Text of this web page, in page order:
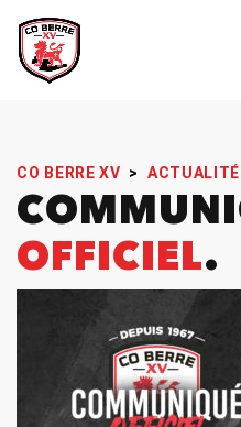
CO BERRE XV >
OFFICIEL